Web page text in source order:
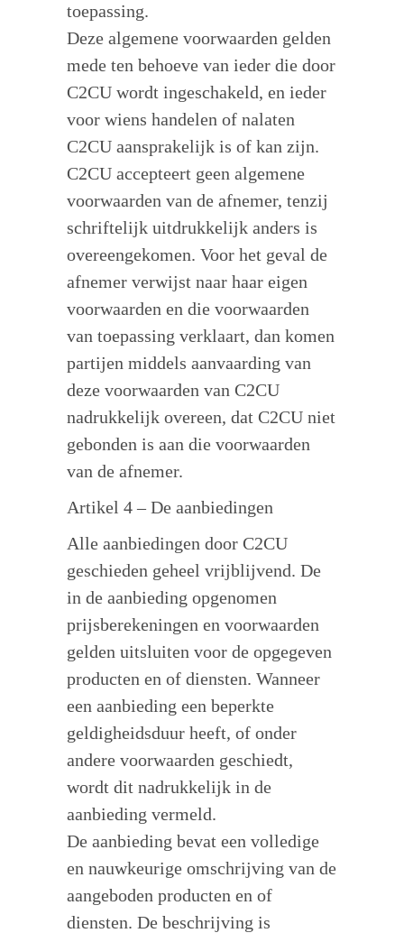
toepassing.
Deze algemene voorwaarden gelden
mede ten behoeve van ieder die door
C2CU wordt ingeschakeld, en ieder
voor wiens handelen of nalaten
C2CU aansprakelijk is of kan zijn.
C2CU accepteert geen algemene
voorwaarden van de afnemer, tenzij
schriftelijk uitdrukkelijk anders is
overeengekomen. Voor het geval de
afnemer verwijst naar haar eigen
voorwaarden en die voorwaarden
van toepassing verklaart, dan komen
partijen middels aanvaarding van
deze voorwaarden van C2CU
nadrukkelijk overeen, dat C2CU niet
gebonden is aan die voorwaarden
van de afnemer.
Artikel 4 – De aanbiedingen
Alle aanbiedingen door C2CU
geschieden geheel vrijblijvend. De
in de aanbieding opgenomen
prijsberekeningen en voorwaarden
gelden uitsluiten voor de opgegeven
producten en of diensten. Wanneer
een aanbieding een beperkte
geldigheidsduur heeft, of onder
andere voorwaarden geschiedt,
wordt dit nadrukkelijk in de
aanbieding vermeld.
De aanbieding bevat een volledige
en nauwkeurige omschrijving van de
aangeboden producten en of
diensten. De beschrijving is